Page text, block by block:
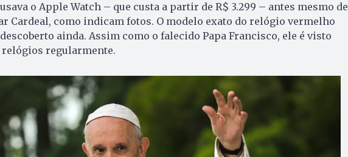
o Apple Watch – que custa a partir de R$ 3.299 – antes mesmo de
Cardeal, como indicam fotos. O modelo exato do relógio vermelho
ainda. Assim como o falecido Papa Francisco, ele é visto
relógios regularmente.